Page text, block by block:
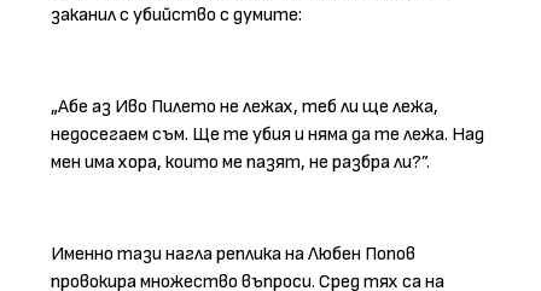
заканил с убийство с думите:
„Абе аз Иво Пилето не лежах, теб ли ще лежа,
недосегаем съм. Ще те убия и няма да те лежа. Над
мен има хора, които ме пазят, не разбра ли?”.
Именно тази нагла реплика на Любен Попов
провокира множество въпроси. Сред тях са на